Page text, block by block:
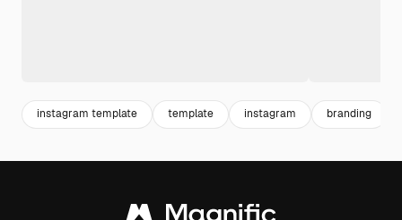
instagram template template instagram branding